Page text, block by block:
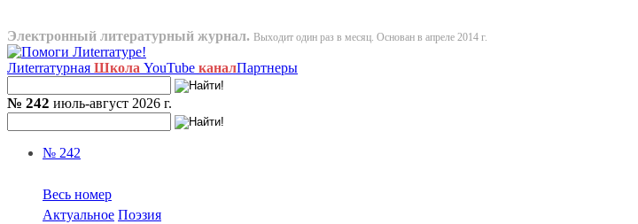
Электронный литературный журнал. Выходит один раз в месяц. Основан в апреле 2014 г.
Лиterraтурная Школа YouTube каналПартнеры
№ 242 июль-август 2026 г.
№ 242
Весь номер
Актуальное Поэзия